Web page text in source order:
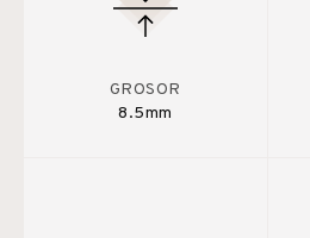
GROSOR
8.5mm